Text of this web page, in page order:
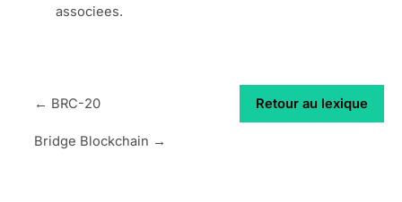
associees.
← BRC-20 Retour au lexique
Bridge Blockchain →